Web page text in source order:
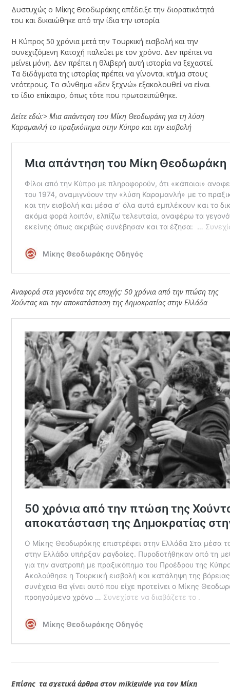
Δυστυχώς ο Μίκης Θεοδωράκης απέδειξε την διορατικότητά
του και δικαιώθηκε από την ίδια την ιστορία.
Η Κύπρος 50 χρόνια μετά την Τουρκική εισβολή και την
συνεχιζόμενη Κατοχή παλεύει με τον χρόνο. Δεν πρέπει να
μείνει μόνη. Δεν πρέπει η θλιβερή αυτή ιστορία να ξεχαστεί.
Τα διδάγματα της ιστορίας πρέπει να γίνονται κτήμα στους
νεότερους. Το σύνθημα «δεν ξεχνώ» εξακολουθεί να είναι
το ίδιο επίκαιρο, όπως τότε που πρωτοειπώθηκε.
Δείτε εδώ:> Μια απάντηση του Μίκη Θεοδωράκη για τη λύση
Καραμανλήτο πραξικόπημα στην Κύπρο και την εισβολή
Αναφορά στα γεγονότα της εποχής: 50 χρόνια από την πτώση της
Χούντας και την αποκατάσταση της Δημοκρατίας στην Ελλάδα
Επίσης τα σχετικά άρθρα στον mikiguide για τον Μίκη